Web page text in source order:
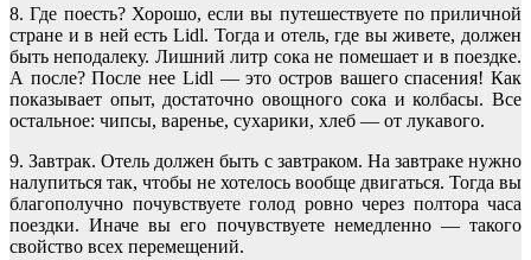
8. Где поесть? Хорошо, если вы путешествуете по приличной
стране и в ней есть Lidl. Тогда и отель, где вы живете, должен
быть неподалеку. Лишний литр сока не помешает и в поездке.
А после? После нее Lidl ― это остров вашего спасения! Как
показывает опыт, достаточно овощного сока и колбасы. Все
остальное: чипсы, варенье, сухарики, хлеб ― от лукавого.
9. Завтрак. Отель должен быть с завтраком. На завтраке нужно
налупиться так, чтобы не хотелось вообще двигаться. Тогда вы
благополучно почувствуете голод ровно через полтора часа
поездки. Иначе вы его почувствуете немедленно ― такого
свойство всех перемещений.